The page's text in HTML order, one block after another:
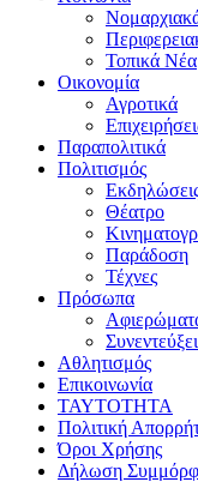
Τοπικά Νέα
Οικονομία
Αγροτικά
Παραπολιτικά
Πολιτισμός
Θέατρο
Παράδοση
Τέχνες
Πρόσωπα
Αθλητισμός
Επικοινωνία
ΤΑΥΤΟΤΗΤΑ
Πολιτική
Όροι Χρήσης
Δήλωση